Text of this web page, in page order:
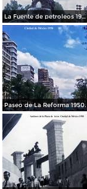
La Fuente de petroleos 1950.
Paseo de La Reforma 1950.